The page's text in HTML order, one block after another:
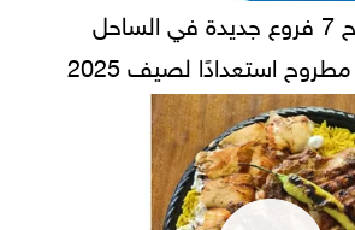
"بلبن" تعلن افتتاح 7 فروع جديدة في الساحل
استعدادًا لصيف 2025